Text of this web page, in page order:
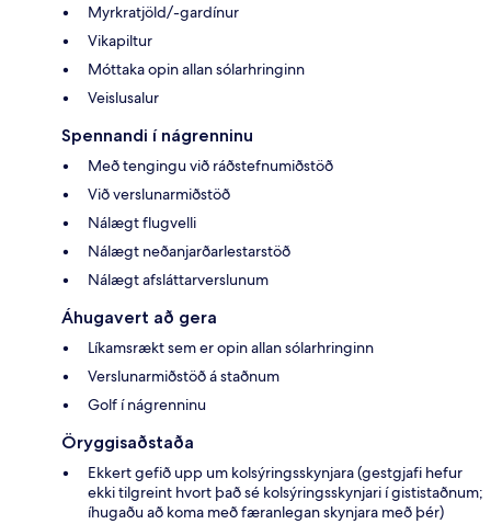
Myrkratjöld/-gardínur
Vikapiltur
Móttaka opin allan sólarhringinn
Veislusalur
Spennandi í nágrenninu
Með tengingu við ráðstefnumiðstöð
Við verslunarmiðstöð
Nálægt flugvelli
Nálægt neðanjarðarlestarstöð
Nálægt afsláttarverslunum
Áhugavert að gera
Líkamsrækt sem er opin allan sólarhringinn
Verslunarmiðstöð á staðnum
Golf í nágrenninu
Öryggisaðstaða
Ekkert gefið upp um kolsýringsskynjara (gestgjafi hefur
ekki tilgreint hvort það sé kolsýringsskynjari í gististaðnum;
íhugaðu að koma með færanlegan skynjara með þér)